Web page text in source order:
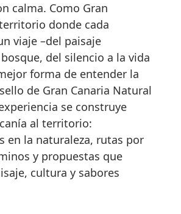
calma. Como Gran
donde cada
viaje –del paisaje
del silencio a la vida
forma de entender la
de Gran Canaria Natural
se construye
al territorio:
en la naturaleza, rutas por
y propuestas que
cultura y sabores